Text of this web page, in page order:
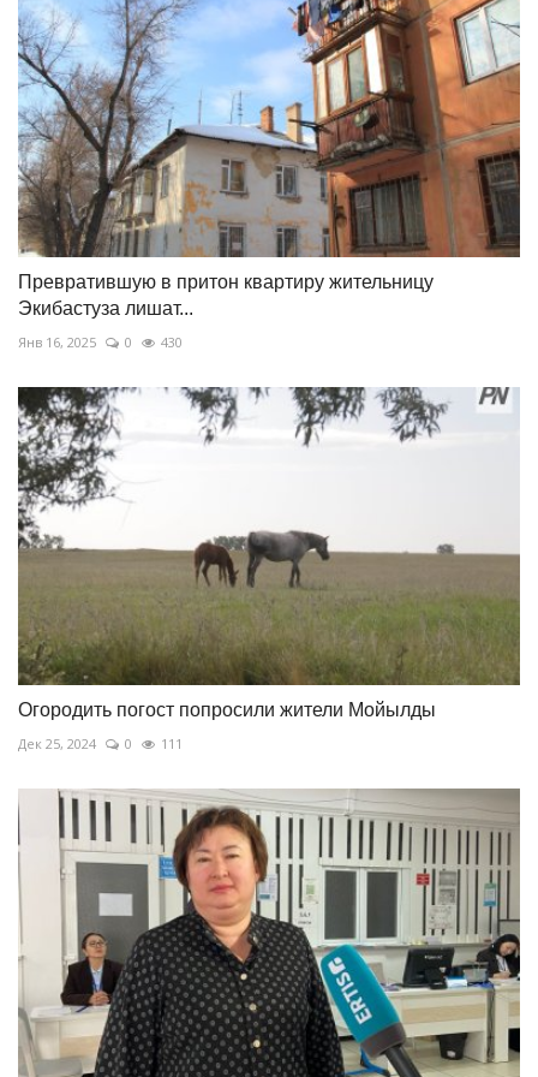
Превратившую в притон квартиру жительницу
Экибастуза лишат...
Янв 16, 2025 0 430
Огородить погост попросили жители Мойылды
Дек 25, 2024 0 111